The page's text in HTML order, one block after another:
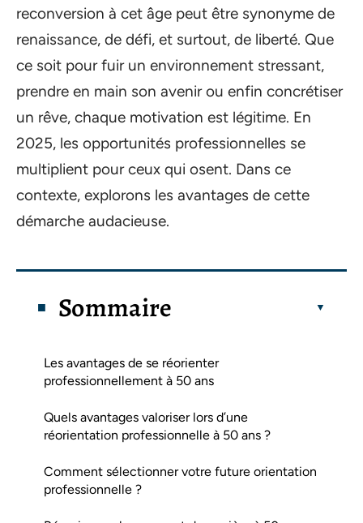
reconversion à cet âge peut être synonyme de
renaissance, de défi, et surtout, de liberté. Que
ce soit pour fuir un environnement stressant,
prendre en main son avenir ou enfin concrétiser
un rêve, chaque motivation est légitime. En
2025, les opportunités professionnelles se
multiplient pour ceux qui osent. Dans ce
contexte, explorons les avantages de cette
démarche audacieuse.
Sommaire
Les avantages de se réorienter
professionnellement à 50 ans
Quels avantages valoriser lors d’une
réorientation professionnelle à 50 ans ?
Comment sélectionner votre future orientation
professionnelle ?